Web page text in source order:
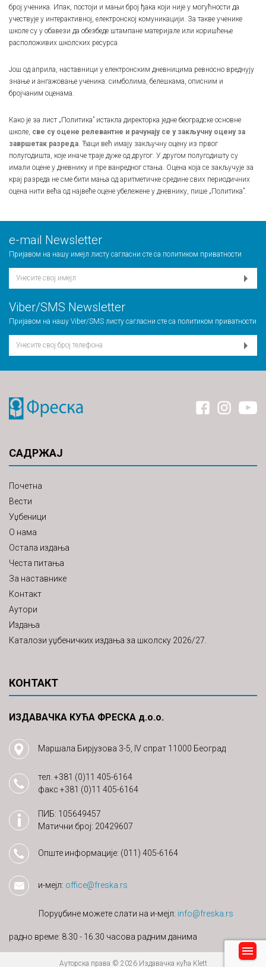
број ученика. Ипак, постоји и мањи број ђака који није у могућности да
учествује у интерактивној, електронској комуникацији. За такве ученике
школе су у обавези да обезбеде штампане материјале или коришћење
расположивих школских ресурса.
Још од априла, наставници у електронским дневницима ревносно вреднују
знање и ангажовање ученика: симболима, белешкама, описним и
бројчаним оценама.
Како је за лист „Политика” истакла директорка једне београдске основне
школе, све су оцене релевантне и рачунају се у закључну оцену за
завршетак разреда . Ђаци већ имају закључну оцену из првог
полугодишта, које иначе траје дуже од другог. У другом полугодишту су
имали оцене у дневнику и пре ванредног стања. Оцена која се закључује за
крај разреда не сме бити мања од аритметичке средине свих периодичних
оцена нити већа од највеће оцене убележене у дневнику, пише „Политика”.
е-mail Newsletter
Пријавом на нашу имејл листу сагласни сте са политиком приватности
Viber/SMS Newsletter
Пријавом на нашу Viber/SMS листу сагласни сте са политиком приватности
САДРЖАЈ
Почетна
Вести
Уџбеници
О нама
Остала издања
Честа питања
За наставнике
Контакт
Аутори
Издања
Каталози уџбеничких издања за школску 2026/27.
КОНТАКТ
ИЗДАВАЧКА КУЋА ФРЕСКА д.о.о.
Маршала Бирјузова 3-5, IV спрат 11000 Београд
тел. +381 (0)11 405-6164
факс +381 (0)11 405-6164
ПИБ: 105649457
Матични број: 20429607
Опште информације: (011) 405-6164
и-мејл: office@freska.rs
Поруџбине можете слати на и-мејл: info@freska.rs
радно време: 8.30 - 16.30 часова радним данима
Ауторска права © 2026 Издавачка кућа Klett